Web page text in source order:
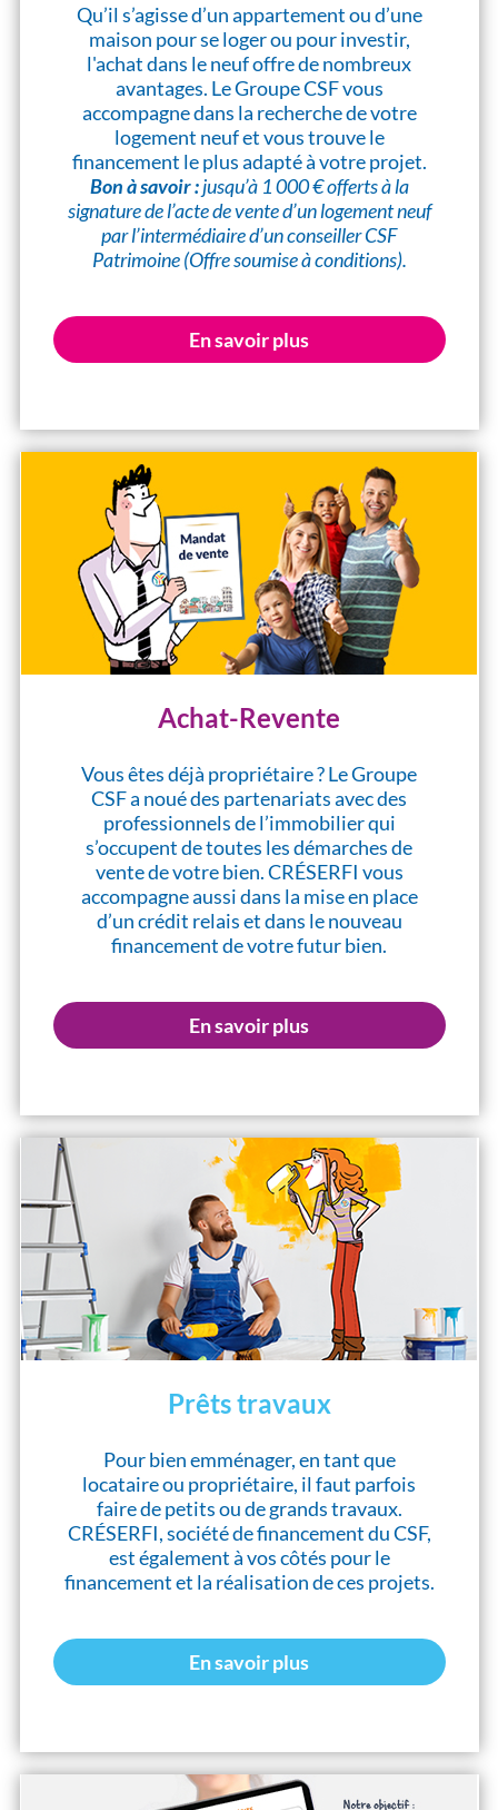
Qu’il s’agisse d’un appartement ou d’une
maison pour se loger ou pour investir,
l'achat dans le neuf offre de nombreux
avantages. Le Groupe CSF vous
accompagne dans la recherche de votre
logement neuf et vous trouve le
financement le plus adapté à votre projet.
Bon à savoir :jusqu’à 1 000 € offerts à la
signature de l’acte de vente d’un logement neuf
par l’intermédiaire d’un conseiller CSF
Patrimoine (Offre soumise à conditions).
En savoir plus
Achat-Revente
Vous êtes déjà propriétaire ? Le Groupe
CSF a noué des partenariats avec des
professionnels de l’immobilier qui
s’occupent de toutes les démarches de
vente de votre bien. CRÉSERFI vous
accompagne aussi dans la mise en place
d’un crédit relais et dans le nouveau
financement de votre futur bien.
En savoir plus
Prêts travaux
Pour bien emménager, en tant que
locataire ou propriétaire, il faut parfois
faire de petits ou de grands travaux.
CRÉSERFI, société de financement du CSF,
est également à vos côtés pour le
financement et la réalisation de ces projets.
En savoir plus